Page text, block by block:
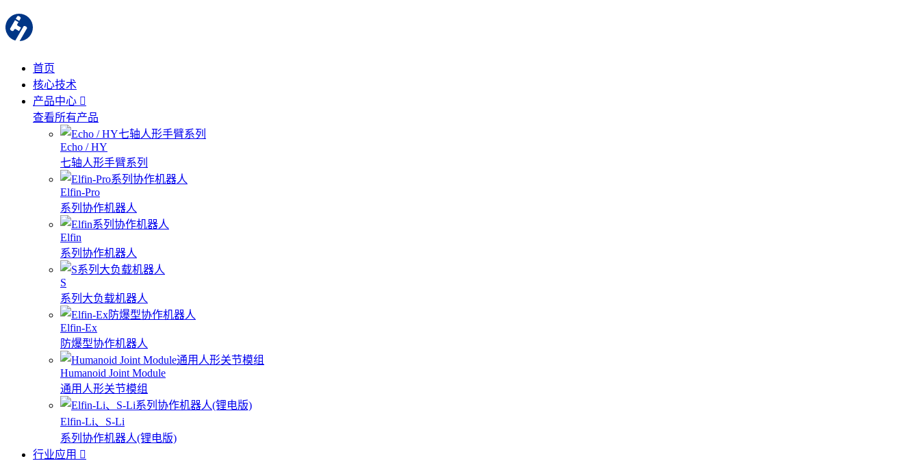
首页
核心技术
产品中心
查看所有产品
Echo / HY
七轴人形手臂系列
Elfin-Pro
系列协作机器人
Elfin
系列协作机器人
S
系列大负载机器人
Elfin-Ex
防爆型协作机器人
Humanoid Joint Module
通用人形关节模组
Elfin-Li、S-Li
系列协作机器人(锂电版)
行业应用